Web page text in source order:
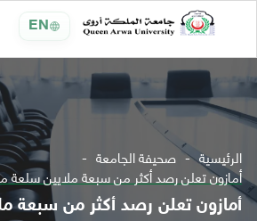
EN
الرئيسية صحيفة الجامعة
أمازون تعلن رصد أكثر من سبعة ملايين سلعة
أمازون تعلن رصد أكثر من سبعة